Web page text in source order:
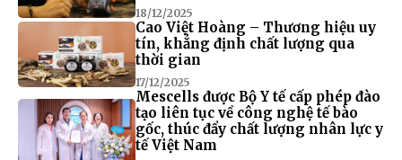
18/12/2025
Cao Việt Hoàng – Thương hiệu uy
tín, khẳng định chất lượng qua
thời gian
17/12/2025
Mescells được Bộ Y tế cấp phép đào
tạo liên tục về công nghệ tế bào
gốc, thúc đẩy chất lượng nhân lực y
tế Việt Nam